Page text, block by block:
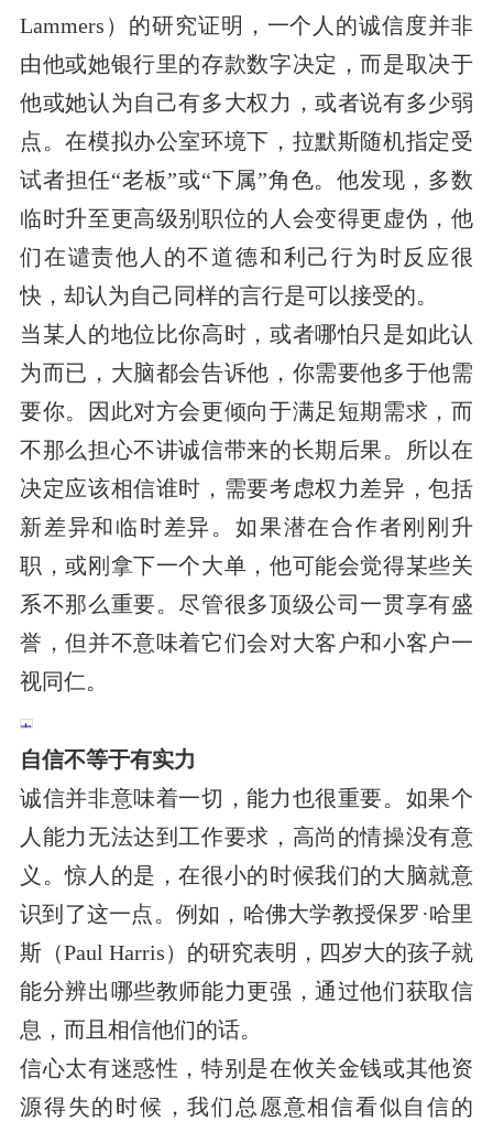
Lammers）的研究证明，一个人的诚信度并非
由他或她银行里的存款数字决定，而是取决于
他或她认为自己有多大权力，或者说有多少弱
点。在模拟办公室环境下，拉默斯随机指定受
试者担任“老板”或“下属”角色。他发现，多数
临时升至更高级别职位的人会变得更虚伪，他
们在谴责他人的不道德和利己行为时反应很
快，却认为自己同样的言行是可以接受的。
当某人的地位比你高时，或者哪怕只是如此认
为而已，大脑都会告诉他，你需要他多于他需
要你。因此对方会更倾向于满足短期需求，而
不那么担心不讲诚信带来的长期后果。所以在
决定应该相信谁时，需要考虑权力差异，包括
新差异和临时差异。如果潜在合作者刚刚升
职，或刚拿下一个大单，他可能会觉得某些关
系不那么重要。尽管很多顶级公司一贯享有盛
誉，但并不意味着它们会对大客户和小客户一
视同仁。
自信不等于有实力
诚信并非意味着一切，能力也很重要。如果个
人能力无法达到工作要求，高尚的情操没有意
义。惊人的是，在很小的时候我们的大脑就意
识到了这一点。例如，哈佛大学教授保罗·哈里
斯（Paul Harris）的研究表明，四岁大的孩子就
能分辨出哪些教师能力更强，通过他们获取信
息，而且相信他们的话。
信心太有迷惑性，特别是在攸关金钱或其他资
源得失的时候，我们总愿意相信看似自信的